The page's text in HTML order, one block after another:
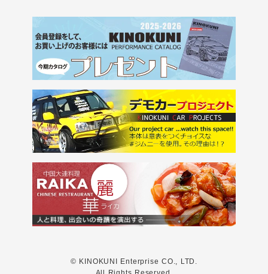
© KINOKUNI Enterprise CO., LTD.